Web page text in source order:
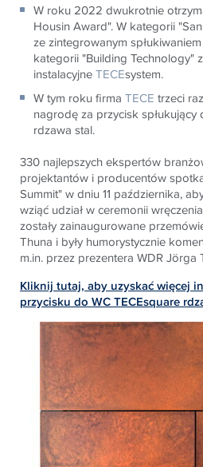
W roku 2022 dwukrotnie
Housin Award". W kategorii
ze zintegrowanym
kategorii "Building Technology"
instalacyjneTECEsystem.
W tym roku firma TECE trzeci
nagrodę za przycisk spłukujący
rdzawa stal.
330 najlepszych ekspertów
projektantów i producentów
Summit" w dniu 11 października,
wziąć udział w ceremonii
zostały zainaugurowane
Thuna i były humorystycznie
m.in. przez prezentera WDR Jörga
Kliknij tutaj, aby uzyskać więcej
przycisku do WC TECEsquare